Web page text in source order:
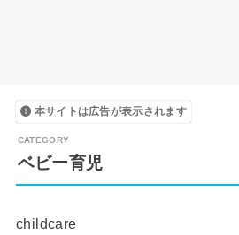
本サイトは広告が表示されます
ベビー育児
childcare